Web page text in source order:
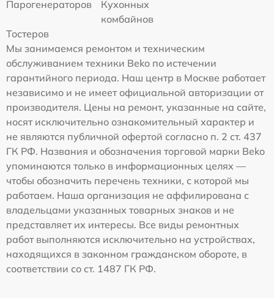
Парогенераторов
Кухонных
комбайнов
Тостеров
Мы занимаемся ремонтом и техническим
обслуживанием техники Beko по истечении
гарантийного периода. Наш центр в Москве работает
независимо и не имеет официальной авторизации от
производителя. Цены на ремонт, указанные на сайте,
носят исключительно ознакомительный характер и
не являются публичной офертой согласно п. 2 ст. 437
ГК РФ. Названия и обозначения торговой марки Beko
упоминаются только в информационных целях —
чтобы обозначить перечень техники, с которой мы
работаем. Наша организация не аффилирована с
владельцами указанных товарных знаков и не
представляет их интересы. Все виды ремонтных
работ выполняются исключительно на устройствах,
находящихся в законном гражданском обороте, в
соответствии со ст. 1487 ГК РФ.